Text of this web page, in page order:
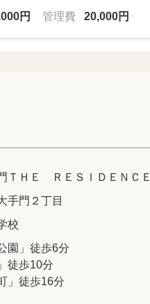
円 管理費 20,000円
ＴＨＥ ＲＥＳＩＤＥＮＣＥ
手門２丁目
校
園」徒歩6分
徒歩10分
」徒歩16分